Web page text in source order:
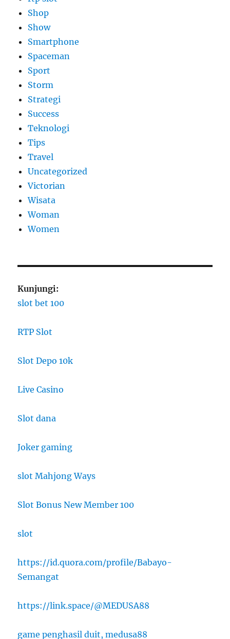
Shop
Show
Smartphone
Spaceman
Sport
Storm
Strategi
Success
Teknologi
Tips
Travel
Uncategorized
Victorian
Wisata
Woman
Women
Kunjungi:
slot bet 100
RTP Slot
Slot Depo 10k
Live Casino
Slot dana
Joker gaming
slot Mahjong Ways
Slot Bonus New Member 100
slot
https://id.quora.com/profile/Babayo-
Semangat
https://link.space/@MEDUSA88
game penghasil duit, medusa88